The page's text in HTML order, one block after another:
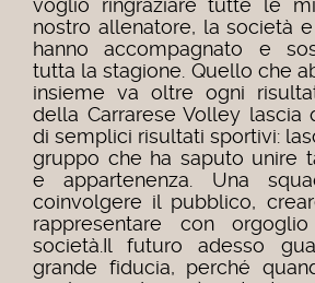
voglio ringraziare tutte le
nostro allenatore, la società
hanno accompagnato e
tutta la stagione. Quello che
insieme va oltre ogni
della Carrarese Volley lascia
di semplici risultati sportivi:
gruppo che ha saputo unire
e appartenenza. Una
coinvolgere il pubblico,
rappresentare con
società.Il futuro adesso
grande fiducia, perché